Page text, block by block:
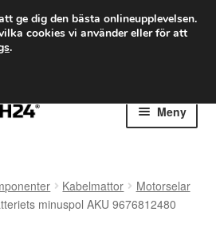
från 75 kr
frakt
924 713
Meny
Kabelmattor
Motorselar
minuspol AKU 9676812480
ge dig den bästa onlineupplevelsen.
cookies vi använder eller för att
.